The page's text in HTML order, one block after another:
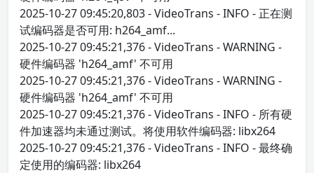
2025-10-27 09:45:20,803 - VideoTrans - INFO - 正在测
试编码器是否可用: h264_amf...
2025-10-27 09:45:21,376 - VideoTrans - WARNING -
硬件编码器 'h264_amf' 不可用
2025-10-27 09:45:21,376 - VideoTrans - WARNING -
硬件编码器 'h264_amf' 不可用
2025-10-27 09:45:21,376 - VideoTrans - INFO - 所有硬
件加速器均未通过测试。将使用软件编码器: libx264
2025-10-27 09:45:21,376 - VideoTrans - INFO - 最终确
定使用的编码器: libx264